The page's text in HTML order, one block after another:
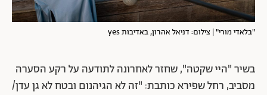
"בלאדי מורי" | צילום: דניאל אהרון, באדיבות yes
בשיר "היי שקטה", שחזר לאחרונה לתודעה על רקע הסערה
מסביב, רחל שפירא כותבת: "זה לא הגיהנום ובטח לא גן עדן/